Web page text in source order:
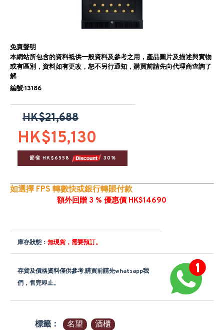
免責聲明
本網站所包含的資料祗供一般資料及參考之用，產品圖片及描述與實物
或有區別，資料如有更改，恕不另行通知，購買前請先向代理商查詢了
解
編號:13186
HK$15,130
HK$21,688
節省 HK$6558 30%
如選擇 FPS 轉數快或銀行轉賬付款
額外回贈 3 % 優惠價 HK$14690
庫存狀態： 無現貨，需要預訂。
存貨及價格資料僅供參考,購買前請先whatsapp我
們，售完即止。
標籤： 名望 酒櫃